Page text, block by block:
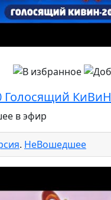
Голосящий КиВиН
в эфир
. НеВошедшее